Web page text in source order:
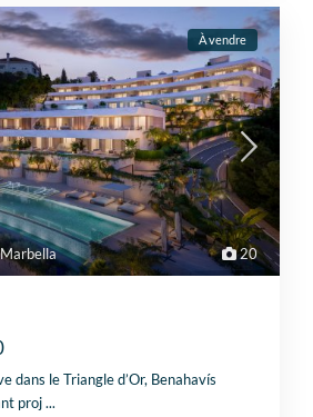
20
À vendre
dans le Triangle d’Or, Benahavís
proj...